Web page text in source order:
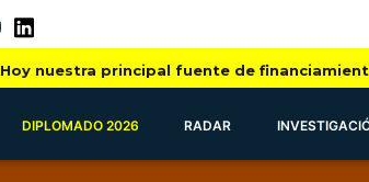
Hoy nuestra principal fuente de
DIPLOMADO 2026 RADAR